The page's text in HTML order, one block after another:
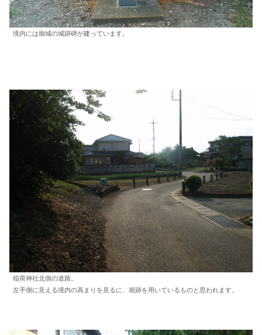
境内には御城の城跡碑が建っています。
稲荷神社北側の道路。
左手側に見える境内の高まりを見るに、堀跡を用いているものと思われます。